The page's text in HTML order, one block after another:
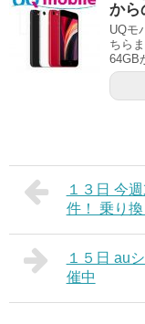
から
UQモ
ちら
64GB
１３日 今
件！ 乗り換
１５日 au
催中